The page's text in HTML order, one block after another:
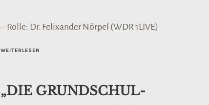
– Rolle: Dr. Felixander Nörpel (WDR 1LIVE)
WEITERLESEN
„DIE GRUNDSCHUL-